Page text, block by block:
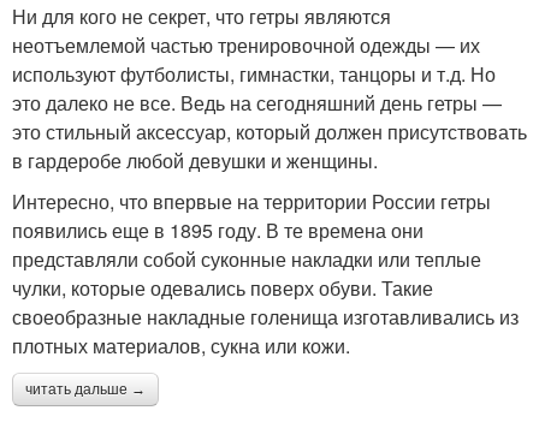
Ни для кого не секрет, что гетры являются
неотъемлемой частью тренировочной одежды — их
используют футболисты, гимнастки, танцоры и т.д. Но
это далеко не все. Ведь на сегодняшний день гетры —
это стильный аксессуар, который должен присутствовать
в гардеробе любой девушки и женщины.
Интересно, что впервые на территории России гетры
появились еще в 1895 году. В те времена они
представляли собой суконные накладки или теплые
чулки, которые одевались поверх обуви. Такие
своеобразные накладные голенища изготавливались из
плотных материалов, сукна или кожи.
читать дальше →